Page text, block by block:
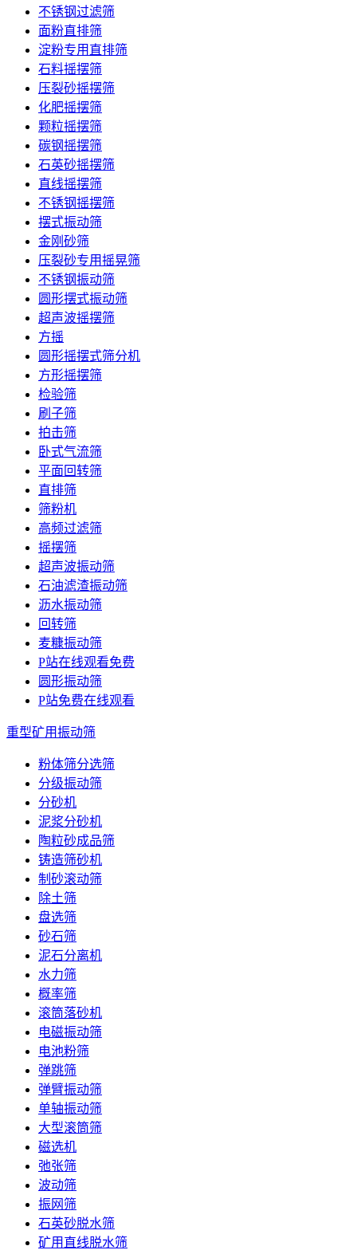
不锈钢过滤筛
面粉直排筛
淀粉专用直排筛
石料摇摆筛
压裂砂摇摆筛
化肥摇摆筛
颗粒摇摆筛
碳钢摇摆筛
石英砂摇摆筛
直线摇摆筛
不锈钢摇摆筛
摆式振动筛
金刚砂筛
压裂砂专用摇晃筛
不锈钢振动筛
圆形摆式振动筛
超声波摇摆筛
方摇
圆形摇摆式筛分机
方形摇摆筛
检验筛
刷子筛
拍击筛
卧式气流筛
平面回转筛
直排筛
筛粉机
高频过滤筛
摇摆筛
超声波振动筛
石油滤渣振动筛
沥水振动筛
回转筛
麦糠振动筛
P站在线观看免费
圆形振动筛
P站免费在线观看
重型矿用振动筛
粉体筛分选筛
分级振动筛
分砂机
泥浆分砂机
陶粒砂成品筛
铸造筛砂机
制砂滚动筛
除土筛
盘选筛
砂石筛
泥石分离机
水力筛
概率筛
滚筒落砂机
电磁振动筛
电池粉筛
弹跳筛
弹臂振动筛
单轴振动筛
大型滚筒筛
磁选机
弛张筛
波动筛
振网筛
石英砂脱水筛
矿用直线脱水筛